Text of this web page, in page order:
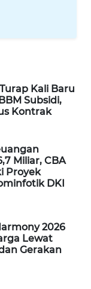
Kali Baru
Subsidi,
Kontrak
Miliar, CBA
Proyek
DKI
2026
Lewat
Gerakan